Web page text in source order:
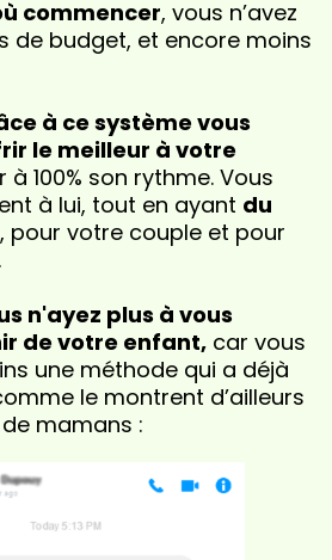
commencer, vous n’avez
de budget, et encore moins
à ce système vous
le meilleur à votre
à 100% son rythme. Vous
à lui, tout en ayant du
, pour votre couple et pour
n'ayez plus à vous
de votre enfant, car vous
une méthode qui a déjà
le montrent d’ailleurs
mamans :